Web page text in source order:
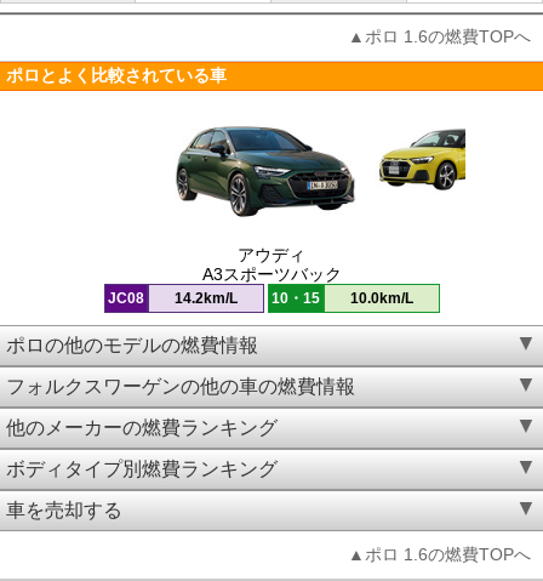
▲ポロ 1.6の燃費TOPへ
ポロとよく比較されている車
アウディ
A3スポーツバック
JC08 14.2km/L 10・15 10.0km/L
ポロの他のモデルの燃費情報
フォルクスワーゲンの他の車の燃費情報
他のメーカーの燃費ランキング
ボディタイプ別燃費ランキング
車を売却する
▲ポロ 1.6の燃費TOPへ